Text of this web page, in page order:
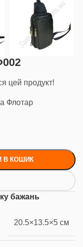
цей продукт!
Флотар
В КОШИК
бажань
20.5×13.5×5 см